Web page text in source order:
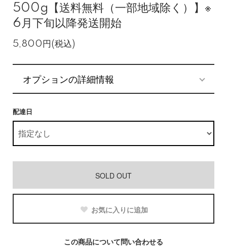
500g【送料無料（一部地域除く）】※
6月下旬以降発送開始
5,800円(税込)
オプションの詳細情報
配達日
SOLD OUT
お気に入りに追加
この商品について問い合わせる